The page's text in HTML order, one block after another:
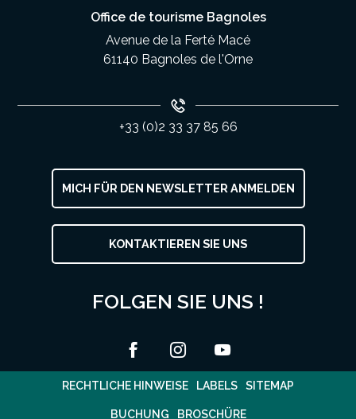
MICH FÜR DEN NEWSLETTER ANMELDEN
KONTAKTIEREN SIE UNS
FOLGEN SIE UNS !
Office de tourisme Bagnoles
Avenue de la Ferté Macé
61140 Bagnoles de l'Orne
+33 (0)2 33 37 85 66
RECHTLICHE HINWEISE LABELS SITEMAP
BUCHUNG BROSCHÜRE